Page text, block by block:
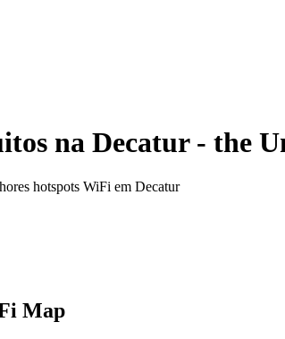
na Decatur- the
hotspots WiFi em Decatur
Map